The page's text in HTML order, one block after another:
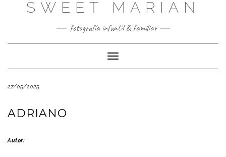
SWEET MARIAN
fotografía infantil & familiar
Cambiar
modo
27/05/2025
ADRIANO
Autor: